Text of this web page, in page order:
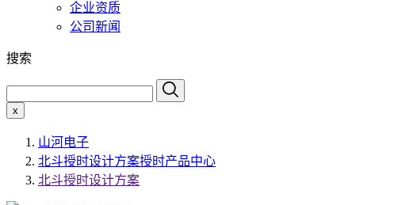
企业资质
公司新闻
搜索
x
山河电子
北斗授时设计方案授时产品中心
北斗授时设计方案